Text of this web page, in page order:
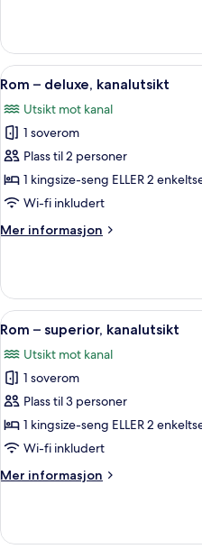
Åpne
alle
bildene
av
Rom
–
deluxe,
5
Rom – deluxe, kanalutsikt
Utsikt mot kanal
1 soverom
Plass til 2 personer
1 kingsize-seng ELLER 2
Wi-fi inkludert
Mer informasjon
Mer
–
deluxe,
kanalutsikt
Åpne
alle
bildene
av
Rom
–
superior,
5
Rom – superior, kanalutsikt
Utsikt mot kanal
1 soverom
Plass til 3 personer
1 kingsize-seng ELLER 2
Wi-fi inkludert
Mer informasjon
Mer
–